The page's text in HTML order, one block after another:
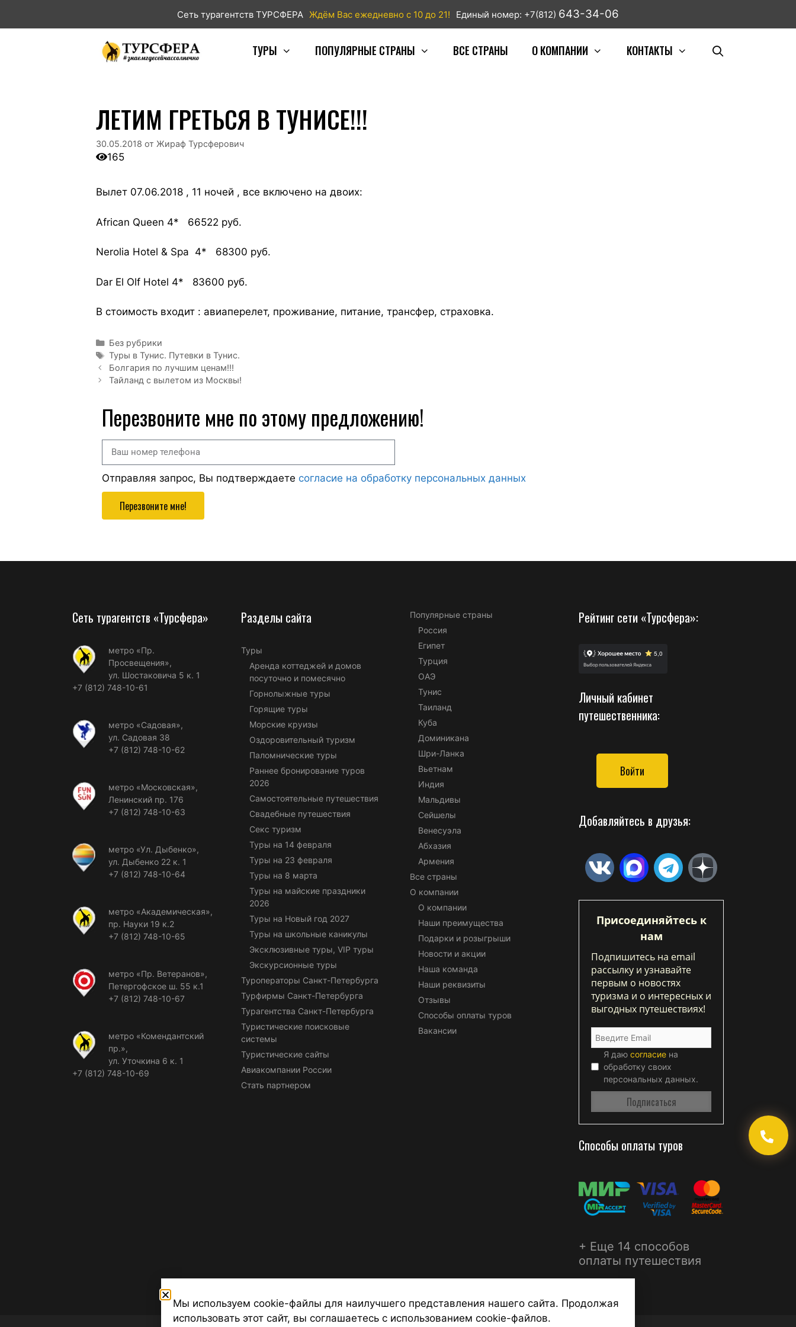
Сеть турагентств ТУРСФЕРА Ждём Вас ежедневно с 10 до 21! Единый номер: +7(812) 643-34-06
ТУРЫ ПОПУЛЯРНЫЕ СТРАНЫ ВСЕ СТРАНЫ О КОМПАНИИ КОНТАКТЫ
ЛЕТИМ ГРЕТЬСЯ В ТУНИСЕ!!!
30.05.2018 от Жираф Турсферович
165
Вылет 07.06.2018 , 11 ночей , все включено на двоих:
African Queen 4* 66522 руб.
Nerolia Hotel & Spa 4* 68300 руб.
Dar El Olf Hotel 4* 83600 руб.
В стоимость входит : авиаперелет, проживание, питание, трансфер, страховка.
Без рубрики
Туры в Тунис. Путевки в Тунис.
Болгария по лучшим ценам!!!
Тайланд с вылетом из Москвы!
Перезвоните мне по этому предложению!
Отправляя запрос, Вы подтверждаете согласие на обработку персональных данных
Перезвоните мне!
Сеть турагентств «Турсфера»
метро «Пр.
Просвещения»,
ул. Шостаковича 5 к. 1
+7 (812) 748-10-61
метро «Садовая»,
ул. Садовая 38
+7 (812) 748-10-62
метро «Московская»,
Ленинский пр. 176
+7 (812) 748-10-63
метро «Ул. Дыбенко»,
ул. Дыбенко 22 к. 1
+7 (812) 748-10-64
метро «Академическая»,
пр. Науки 19 к.2
+7 (812) 748-10-65
метро «Пр. Ветеранов»,
Петергофское ш. 55 к.1
+7 (812) 748-10-67
метро «Комендантский
пр.»,
ул. Уточкина 6 к. 1
+7 (812) 748-10-69
Разделы сайта
Туры
Аренда коттеджей и домов
посуточно и помесячно
Горнолыжные туры
Горящие туры
Морские круизы
Оздоровительный туризм
Паломнические туры
Раннее бронирование туров
2026
Самостоятельные путешествия
Свадебные путешествия
Секс туризм
Туры на 14 февраля
Туры на 23 февраля
Туры на 8 марта
Туры на майские праздники
2026
Туры на Новый год 2027
Туры на школьные каникулы
Эксклюзивные туры, VIP туры
Экскурсионные туры
Туроператоры Санкт-Петербурга
Турфирмы Санкт-Петербурга
Турагентства Санкт-Петербурга
Туристические поисковые
системы
Туристические сайты
Авиакомпании России
Стать партнером
Популярные страны
Россия
Египет
Турция
ОАЭ
Тунис
Таиланд
Куба
Доминикана
Шри-Ланка
Вьетнам
Индия
Мальдивы
Сейшелы
Венесуэла
Абхазия
Армения
Все страны
О компании
О компании
Наши преимущества
Подарки и розыгрыши
Новости и акции
Наша команда
Наши реквизиты
Отзывы
Способы оплаты туров
Вакансии
Рейтинг сети «Турсфера»:
Личный кабинет
путешественника:
Войти
Добавляйтесь в друзья:
Присоединяйтесь к
нам
Подпишитесь на email
рассылку и узнавайте
первым о новостях
туризма и о интересных и
выгодных путешествиях!
Я даю согласие на
обработку своих
персональных данных.
Способы оплаты туров
+ Еще 14 способов
оплаты путешествия
Мы используем cookie-файлы для наилучшего представления нашего сайта. Продолжая
использовать этот сайт, вы соглашаетесь с использованием cookie-файлов.